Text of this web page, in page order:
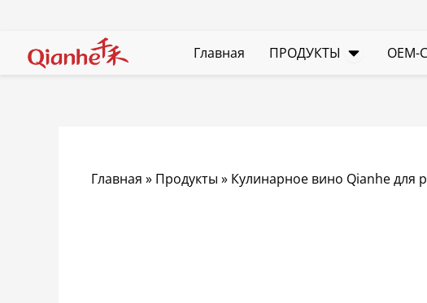
содержанию
Главная ПРОДУКТЫ Открыть
Главная » Продукты » Кулинарное вино Qianhe для